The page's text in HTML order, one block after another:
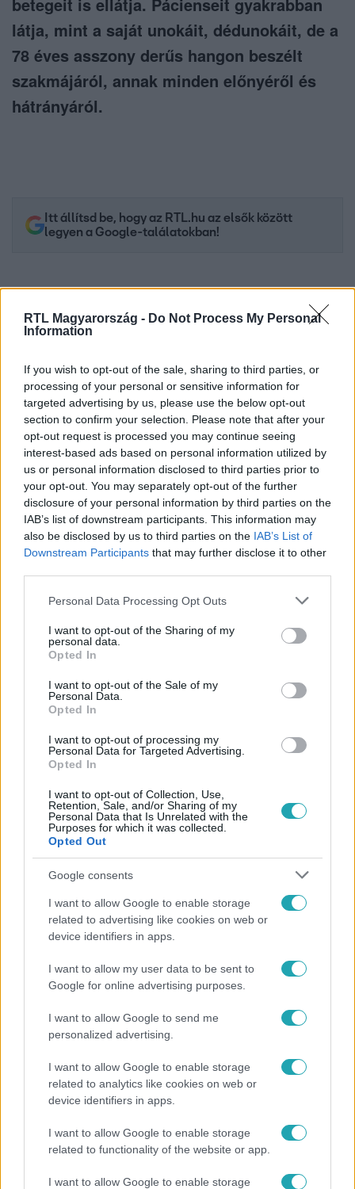
RTL Magyarország - Do Not Process My Personal
Information
If you wish to opt-out of the sale, sharing to third parties, or
processing of your personal or sensitive information for
targeted advertising by us, please use the below opt-out
section to confirm your selection. Please note that after your
opt-out request is processed you may continue seeing
interest-based ads based on personal information utilized by
us or personal information disclosed to third parties prior to
your opt-out. You may separately opt-out of the further
disclosure of your personal information by third parties on the
IAB’s list of downstream participants. This information may
also be disclosed by us to third parties on the IAB’s List of
Downstream Participants that may further disclose it to other
Please note that this website/app uses one or more Google
not limited to your visit or usage behaviour. You may click to
grant or deny consent to Google and its third-party tags to
use your data for below specified purposes in below Google
consent section.
Personal Data Processing Opt Outs
I want to opt-out of the Sharing of my
personal data.
Opted In
I want to opt-out of the Sale of my
Personal Data.
Opted In
I want to opt-out of processing my
Personal Data for Targeted Advertising.
Opted In
I want to opt-out of Collection, Use,
Retention, Sale, and/or Sharing of my
Personal Data that Is Unrelated with the
Purposes for which it was collected.
Opted Out
Google consents
I want to allow Google to enable storage
related to advertising like cookies on web or
device identifiers in apps.
I want to allow my user data to be sent to
Google for online advertising purposes.
I want to allow Google to send me
personalized advertising.
I want to allow Google to enable storage
related to analytics like cookies on web or
device identifiers in apps.
I want to allow Google to enable storage
related to functionality of the website or app.
I want to allow Google to enable storage
látja, mint a saját unokáit, dédunokáit, de a
78 éves asszony derűs hangon beszélt
szakmájáról, annak minden előnyéről és
hátrányáról.
Itt állítsd be, hogy az RTL.hu az elsők között
legyen a Google-találatokban!
Kövess minket, és értesülj a friss hírekről a
Facebookon is!
Követem
EGÉSZSÉGÜGY
ÜGYELET #POROSZLÓ
Népszerű
"Nekem ő volt a herceg fehér lovon" - Széphalmi